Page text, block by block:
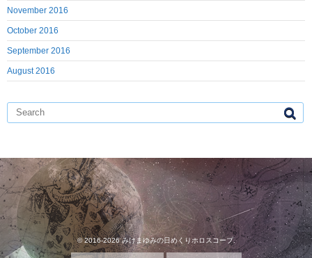
November 2016
October 2016
September 2016
August 2016
© 2016-2026みけまゆみの日めくりホロスコープ.